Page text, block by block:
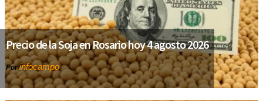
Precio de la Soja en Rosario hoy 4 agosto 2026
Porinfocampo